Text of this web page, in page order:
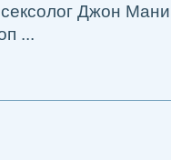
Джон
...